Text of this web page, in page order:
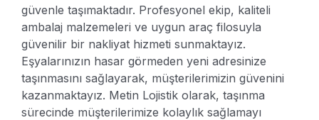
güvenle taşımaktadır. Profesyonel ekip, kaliteli
ambalaj malzemeleri ve uygun araç filosuyla
güvenilir bir nakliyat hizmeti sunmaktayız.
Eşyalarınızın hasar görmeden yeni adresinize
taşınmasını sağlayarak, müşterilerimizin güvenini
kazanmaktayız. Metin Lojistik olarak, taşınma
sürecinde müşterilerimize kolaylık sağlamayı